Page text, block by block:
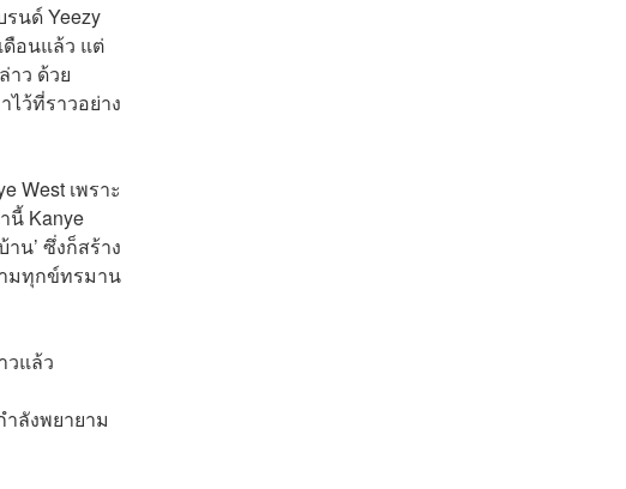
รนด์ Yeezy
ดือนแล้ว แต่
าว ด้วย
ว้ที่ราวอย่าง
West เพราะ
นี้ Kanye
น’ ซึ่งก็สร้าง
ามทุกข์ทรมาน
วแล้ว
ลังพยายาม